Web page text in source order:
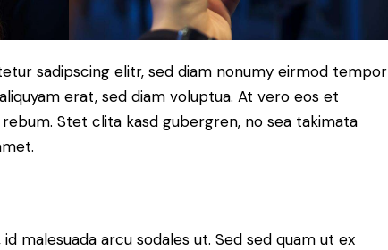
sadipscing elitr, sed diam nonumy eirmod tempor
erat, sed diam voluptua. At vero eos et
Stet clita kasd gubergren, no sea takimata
malesuada arcu sodales ut. Sed sed quam ut ex